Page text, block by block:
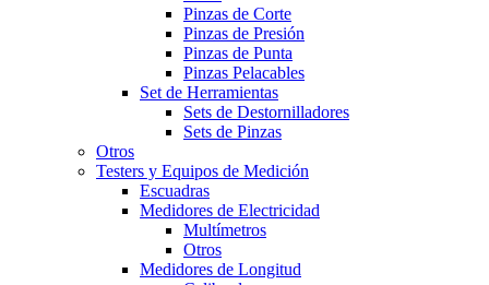
Pinzas de Corte
Pinzas de Presión
Pinzas de Punta
Pinzas Pelacables
Set de Herramientas
Sets de Destornilladores
Sets de Pinzas
Otros
Testers y Equipos de Medición
Escuadras
Medidores de Electricidad
Multímetros
Otros
Medidores de Longitud